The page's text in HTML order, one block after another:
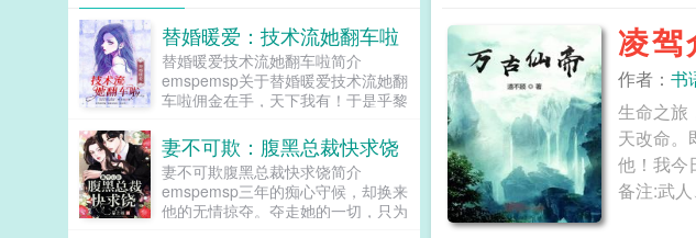
凌驾
作者： 书
生命之旅
天改命。
他！我今
替婚暖爱：技术流她翻车啦
替婚暖爱技术流她翻车啦简介
emspemsp关于替婚暖爱技术流她翻
车啦佣金在手，天下我有！于是乎黎
给了死对头！人生艰难，她却迎难而
上。不仅要提防身份被识破，还得提
防明枪暗箭。终于任务结束，她想全
身而退却...
妻不可欺：腹黑总裁快求饶
妻不可欺腹黑总裁快求饶简介
emspemsp三年的痴心守候，却换来
他的无情掠夺。夺走她的一切，只为